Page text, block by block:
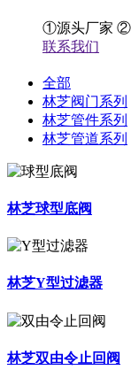
①源头厂家 ②
联系我们
全部
林芝阀门系列
林芝管件系列
林芝管道系列
林芝球型底阀
林芝Y型过滤器
林芝双由令止回阀